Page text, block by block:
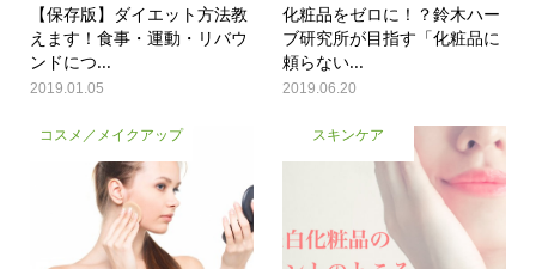
【保存版】ダイエット方法教
えます！食事・運動・リバウ
ンドにつ...
2019.01.05
化粧品をゼロに！？鈴木ハー
ブ研究所が目指す「化粧品に
頼らない...
2019.06.20
コスメ／メイクアップ スキンケア